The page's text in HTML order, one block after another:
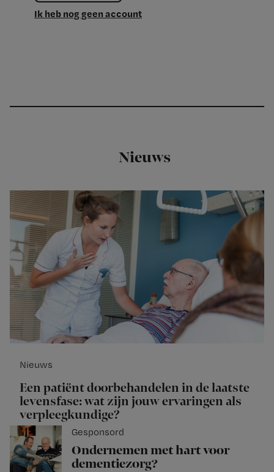
Ik heb nog geen account
Nieuws
Nieuws
Een patiënt doorbehandelen in de laatste
levensfase: wat zijn jouw ervaringen als
verpleegkundige?
Gesponsord
Ondernemen met hart voor
dementiezorg?